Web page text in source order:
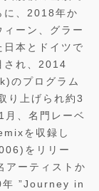
に、2018年か
ーン、グラー
本とドイツで
され、2014
のプログラム
上げられ約3
、名門レーベ
を収録し
をリリー
ーティストか
年 ”Journey in